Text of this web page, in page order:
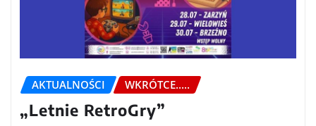
AKTUALNOŚCI WKRÓTCE.....
„Letnie RetroGry”